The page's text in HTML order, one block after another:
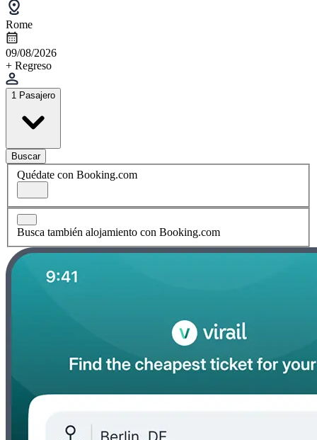
Rome
09/08/2026
+ Regreso
1 Pasajero
Buscar
Quédate con Booking.com
Busca también alojamiento con Booking.com